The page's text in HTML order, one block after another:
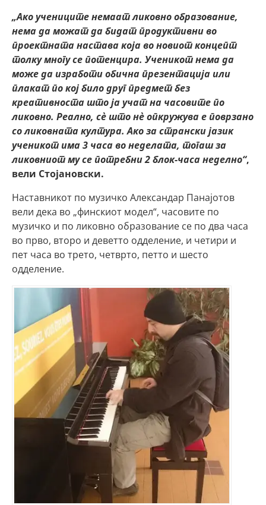
„Ако учениците немаат ликовно образование,
нема да можат да бидат продуктивни во
проектната настава која во новиот концепт
толку многу се потенцира. Ученикот нема да
може да изработи обична презентација или
плакат по кој било друг предмет без
креативноста што ја учат на часовите по
ликовно. Реално, сѐ што нѐ опкружува е поврзано
со ликовната култура. Ако за странски јазик
ученикот има 3 часа во неделата, тогаш за
ликовниот му се потребни 2 блок-часа неделно“,
вели Стојановски.
Наставникот по музичко Александар Панајотов
вели дека во „финскиот модел“, часовите по
музичко и по ликовно образование се по два часа
во прво, второ и деветто одделение, и четири и
пет часа во трето, четврто, петто и шесто
одделение.